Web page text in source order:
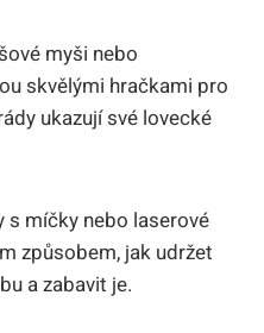
myši nebo
skvělými hračkami pro
ukazují své lovecké
s míčky nebo laserové
způsobem, jak udržet
a zabavit je.